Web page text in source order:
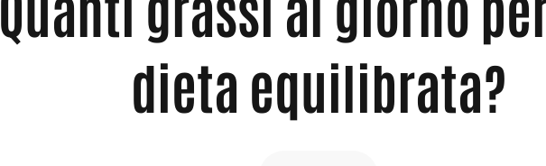
dieta equilibrata?